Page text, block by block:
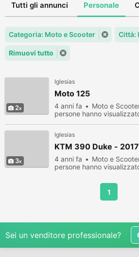
Tutti gli annunci Personale
Categoria: Moto e Scooter Città:
Rimuovi tutto
2
Iglesias
Moto 125
4 anni fa Moto e
persone hanno
3
Iglesias
KTM 390 Duke - 2017
4 anni fa Moto e
persone hanno
1
Sei un venditore professionale?